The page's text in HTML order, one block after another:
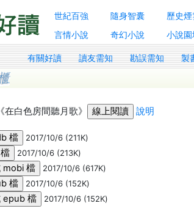
世紀百強 隨身智囊 歷史煙
言情小說
奇幻小說 小說園
有關好讀 讀友需知 勘誤需知 製
《在白色房間聽月歌》 說明
2017/10/6 (211K)
2017/10/6 (213K)
2017/10/6 (617K)
2017/10/6 (152K)
2017/10/6 (152K)